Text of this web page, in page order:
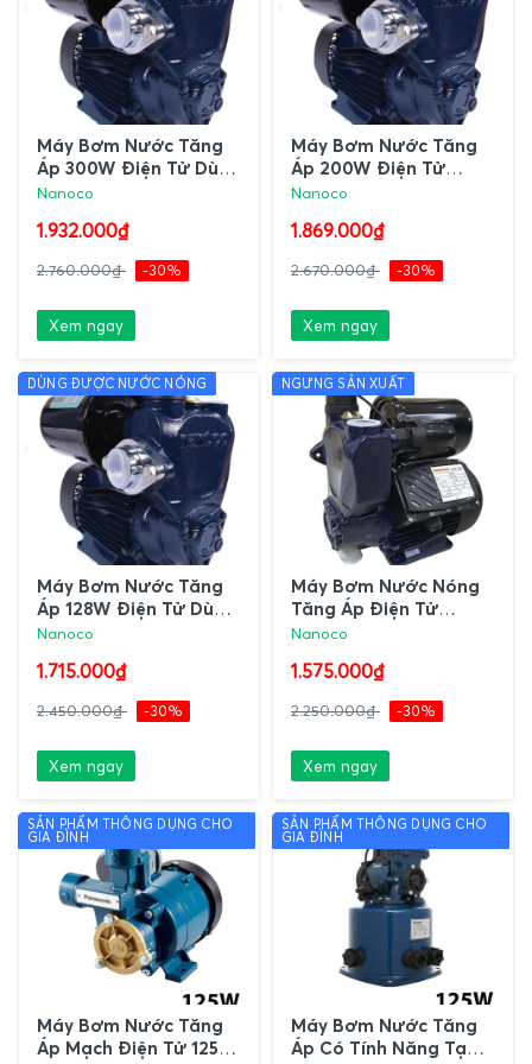
Máy Bơm Nước Tăng
Áp 300W Điện Tử Dùng
Được Nước Nóng
Nanoco
1.932.000₫
2.760.000₫ -30%
Xem ngay
Máy Bơm Nước Tăng
Áp 200W Điện Tử
Dùng Được Nước
Nanoco
Nanoco
1.869.000₫
2.670.000₫ -30%
Xem ngay
DÙNG ĐƯỢC NƯỚC NÓNG
Máy Bơm Nước Tăng
Áp 128W Điện Tử Dùng
Được Nước Nóng
Nanoco
1.715.000₫
2.450.000₫ -30%
Xem ngay
NGƯNG SẢN XUẤT
Máy Bơm Nước Nóng
Tăng Áp Điện Tử
Nanoco
Nanoco
1.575.000₫
2.250.000₫ -30%
Xem ngay
SẢN PHẨM THÔNG DỤNG CHO
GIA ĐÌNH
Máy Bơm Nước Tăng
Áp Mạch Điện Tử 125W
SẢN PHẨM THÔNG DỤNG CHO
GIA ĐÌNH
Máy Bơm Nước Tăng
Áp Có Tính Năng Tạo